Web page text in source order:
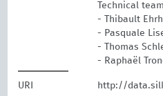
Technical team
- Thibault
- Pasquale
- Thomas
- Raphaël
URI http://